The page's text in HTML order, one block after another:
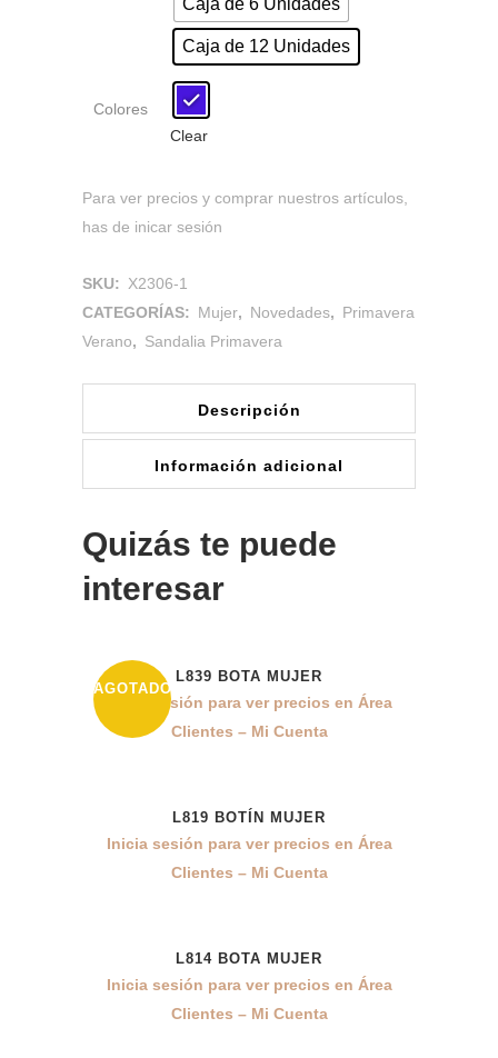
Caja de 6 Unidades
Caja de 12 Unidades
Colores
Clear
Para ver precios y comprar nuestros artículos,
has de inicar sesión
SKU: X2306-1
CATEGORÍAS: Mujer, Novedades, Primavera
Verano, Sandalia Primavera
Descripción
Información adicional
Quizás te puede
interesar
AGOTADO
L839 BOTA MUJER
Inicia sesión para ver precios en Área
Clientes – Mi Cuenta
L819 BOTÍN MUJER
Inicia sesión para ver precios en Área
Clientes – Mi Cuenta
L814 BOTA MUJER
Inicia sesión para ver precios en Área
Clientes – Mi Cuenta